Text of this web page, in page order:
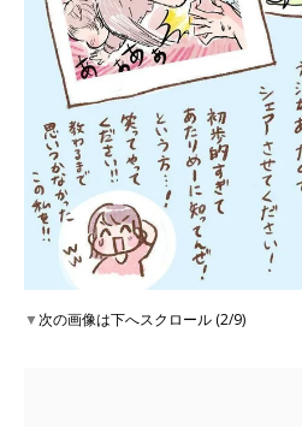
▼次の画像は下へスクロール (2/9)